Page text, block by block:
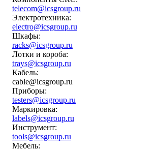
telecom@icsgroup.ru
Электротехника:
electro@icsgroup.ru
Шкафы:
racks@icsgroup.ru
Лотки и короба:
trays@icsgroup.ru
Кабель:
cable@icsgroup.ru
Приборы:
testers@icsgroup.ru
Маркировка:
labels@icsgroup.ru
Инструмент:
tools@icsgroup.ru
Мебель: